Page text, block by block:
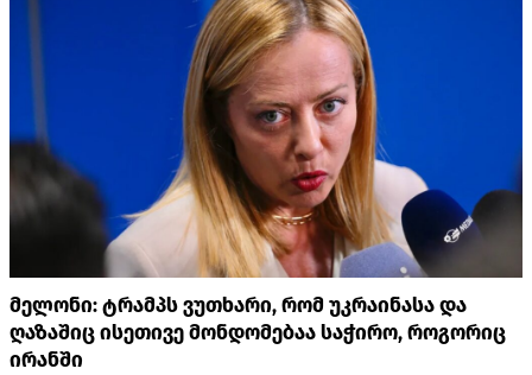
მელონი: ტრამპს ვუთხარი, რომ უკრაინასა და
ღაზაშიც ისეთივე მონდომებაა საჭირო, როგორიც
ირანში